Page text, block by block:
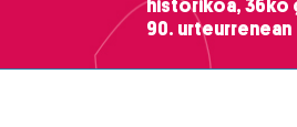
historikoa, 36ko
90. urteurrenean